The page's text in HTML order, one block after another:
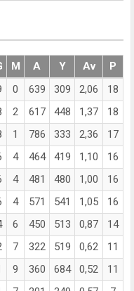
M A Y Av
P
0 639 309 2,06
18
2 617 448 1,37
18
1 786 333 2,36
17
4 464 419 1,10
16
4 481 480 1,00
16
4 571 541 1,05
16
6 450 513 0,87
14
7 322 519 0,62
11
9 360 684 0,52
11